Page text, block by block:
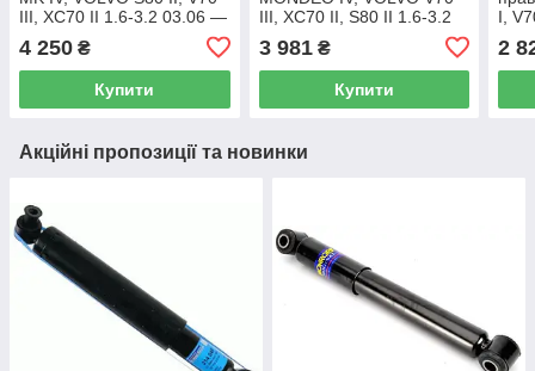
III, XC70 II 1.6-3.2 03.06 —
газомасляний Excel-G
(Kayaba) OE
4 250 ₴
Купити
III, XC70 II, S80 II 1.6-3.2
газомасляний (SACHS)
OE 1577982
3 981₴
Купити
I,
2
Акційні пропозиції та новинки